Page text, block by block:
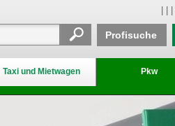
Taxi und Mietwagen Pkw
Profisuche